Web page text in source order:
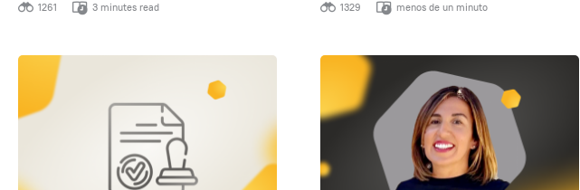
1261 3 minutes read 1329 menos de un minuto